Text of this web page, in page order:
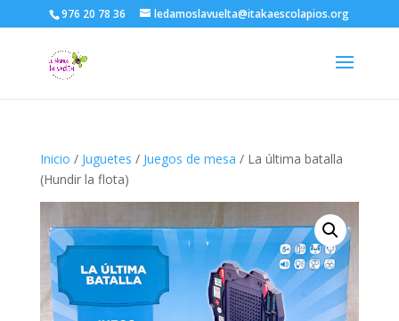
976 20 78 36 ledamoslavuelta@itakaescolapios.org
Inicio / Juguetes / Juegos de mesa / La última batalla
(Hundir la flota)